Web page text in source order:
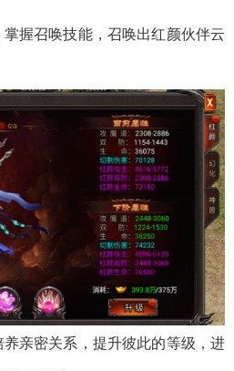
握召唤技能，召唤出红颜伙伴云
亲密关系，提升彼此的等级，进